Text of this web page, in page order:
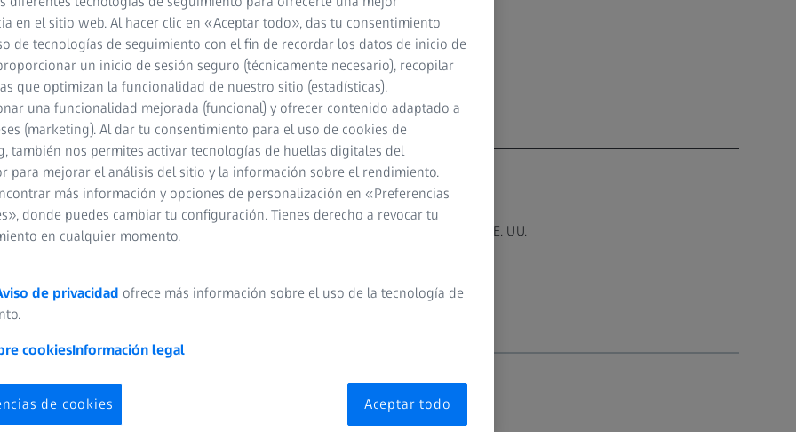
asociado
Oncología Radiológica, Cleveland Clinic Lerner College of Medicine, Cleveland, EE. UU.
en el sitio web. Al hacer clic en «Aceptar todo», das tu consentimiento
de tecnologías de seguimiento con el fin de recordar los datos de inicio de
un inicio de sesión seguro (técnicamente necesario), recopilar
que optimizan la funcionalidad de nuestro sitio (estadísticas),
una funcionalidad mejorada (funcional) y ofrecer contenido adaptado a
(marketing). Al dar tu consentimiento para el uso de cookies de
también nos permites activar tecnologías de huellas digitales del
para mejorar el análisis del sitio y la información sobre el rendimiento.
más información y opciones de personalización en «Preferencias
donde puedes cambiar tu configuración. Tienes derecho a revocar tu
en cualquier momento.
de privacidad ofrece más información sobre el uso de la tecnología de
cookiesInformación legal
de cookies Aceptar todo